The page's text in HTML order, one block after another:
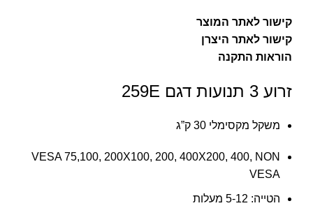
קישור לאתר המוצר
קישור לאתר היצרן
הוראות התקנה
זרוע 3 תנועות דגם 259E
משקל מקסימלי 30 ק”ג
VESA 75,100, 200X100, 200, 400X200, 400, NON
VESA
הטייה: 5-12 מעלות